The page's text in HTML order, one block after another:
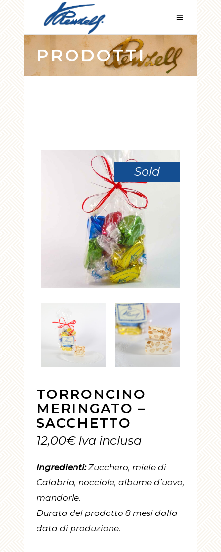
PRODOTTI
Sold
TORRONCINO
MERINGATO –
SACCHETTO
12,00€ Iva inclusa
Ingredienti:Zucchero, miele di
Calabria, nocciole, albume d’uovo,
mandorle.
Durata del prodotto 8 mesi dalla
data di produzione.